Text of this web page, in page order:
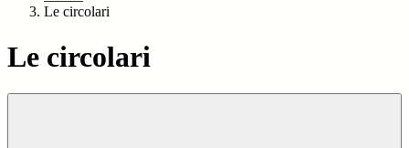
Le circolari
Le circolari